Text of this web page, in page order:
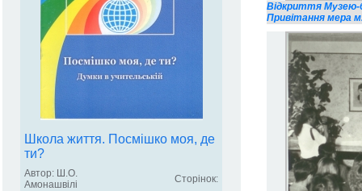
Школа життя. Посмішко моя, де
ти?
Автор: Ш.О.
Амонашвілі
Сторінок:
Відкриття Музею-
Привітання мера